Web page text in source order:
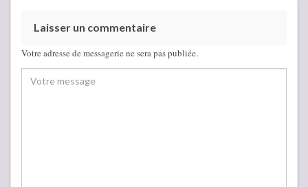
Laisser un commentaire
Votre adresse de messagerie ne sera pas publiée.